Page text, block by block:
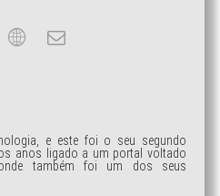
e este foi o seu segundo
anos ligado a um portal voltado
também foi um dos seus